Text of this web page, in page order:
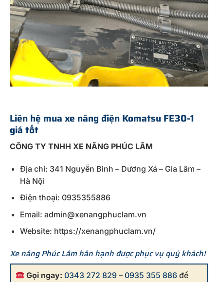
Liên hệ mua xe nâng điện Komatsu FE30-1
giá tốt
CÔNG TY TNHH XE NÂNG PHÚC LÂM
Địa chỉ: 341 Nguyễn Bình – Dương Xá – Gia Lâm –
Hà Nội
Điện thoại: 0935355886
Email: admin@xenangphuclam.vn
Website: https://xenangphuclam.vn/
Xe nâng Phúc Lâm hân hạnh được phục vụ quý khách!
Gọi ngay: 0343 272 829 –0935 355 886 để